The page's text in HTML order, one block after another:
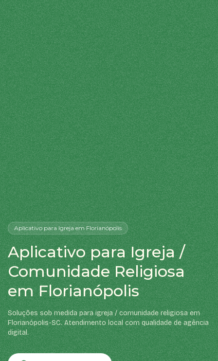
Aplicativopara Igrejaem Florianópolis
Aplicativo para Igreja /
Comunidade Religiosa
em Florianópolis
Soluções sob medida para igreja / comunidade religiosa em
Florianópolis-SC. Atendimento local com qualidade de agência
digital.